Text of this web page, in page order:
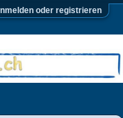
oder registrieren